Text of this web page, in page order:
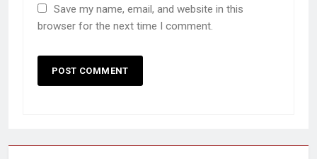
Save my name, email, and website in this
browser for the next time I comment.